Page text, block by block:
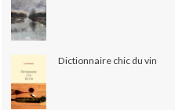
Dictionnaire chic du vin